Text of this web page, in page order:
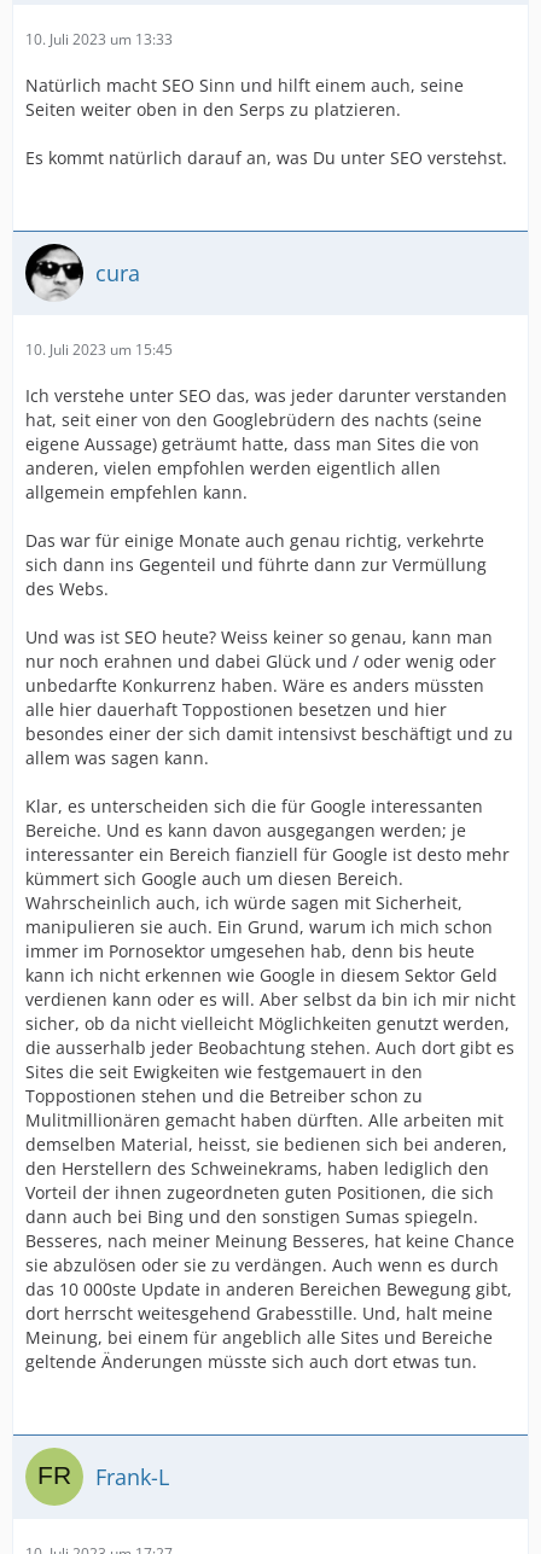
10. Juli 2023 um 13:33
Natürlich macht SEO Sinn und hilft einem auch, seine
Seiten weiter oben in den Serps zu platzieren.
Es kommt natürlich darauf an, was Du unter SEO verstehst.
cura
10. Juli 2023 um 15:45
Ich verstehe unter SEO das, was jeder darunter verstanden
hat, seit einer von den Googlebrüdern des nachts (seine
eigene Aussage) geträumt hatte, dass man Sites die von
anderen, vielen empfohlen werden eigentlich allen
allgemein empfehlen kann.
Das war für einige Monate auch genau richtig, verkehrte
sich dann ins Gegenteil und führte dann zur Vermüllung
des Webs.
Und was ist SEO heute? Weiss keiner so genau, kann man
nur noch erahnen und dabei Glück und / oder wenig oder
unbedarfte Konkurrenz haben. Wäre es anders müssten
alle hier dauerhaft Toppostionen besetzen und hier
besondes einer der sich damit intensivst beschäftigt und zu
allem was sagen kann.
Klar, es unterscheiden sich die für Google interessanten
Bereiche. Und es kann davon ausgegangen werden; je
interessanter ein Bereich fianziell für Google ist desto mehr
kümmert sich Google auch um diesen Bereich.
Wahrscheinlich auch, ich würde sagen mit Sicherheit,
manipulieren sie auch. Ein Grund, warum ich mich schon
immer im Pornosektor umgesehen hab, denn bis heute
kann ich nicht erkennen wie Google in diesem Sektor Geld
verdienen kann oder es will. Aber selbst da bin ich mir nicht
sicher, ob da nicht vielleicht Möglichkeiten genutzt werden,
die ausserhalb jeder Beobachtung stehen. Auch dort gibt es
Sites die seit Ewigkeiten wie festgemauert in den
Toppostionen stehen und die Betreiber schon zu
Mulitmillionären gemacht haben dürften. Alle arbeiten mit
demselben Material, heisst, sie bedienen sich bei anderen,
den Herstellern des Schweinekrams, haben lediglich den
Vorteil der ihnen zugeordneten guten Positionen, die sich
dann auch bei Bing und den sonstigen Sumas spiegeln.
Besseres, nach meiner Meinung Besseres, hat keine Chance
sie abzulösen oder sie zu verdängen. Auch wenn es durch
das 10 000ste Update in anderen Bereichen Bewegung gibt,
dort herrscht weitesgehend Grabesstille. Und, halt meine
Meinung, bei einem für angeblich alle Sites und Bereiche
geltende Änderungen müsste sich auch dort etwas tun.
Frank-L